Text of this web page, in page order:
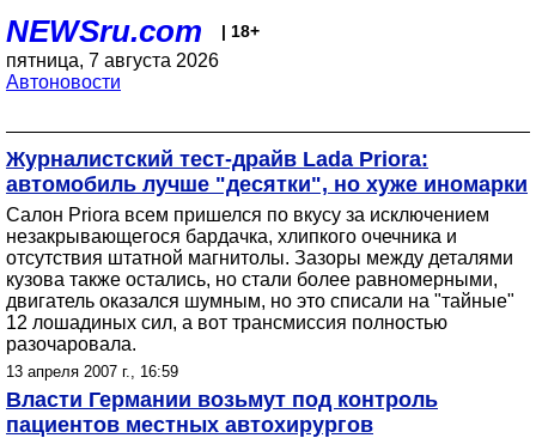
NEWSru.com | 18+
пятница, 7 августа 2026
Автоновости
Журналистский тест-драйв Lada Priora:
автомобиль лучше "десятки", но хуже иномарки
Салон Priora всем пришелся по вкусу за исключением
незакрывающегося бардачка, хлипкого очечника и
отсутствия штатной магнитолы. Зазоры между деталями
кузова также остались, но стали более равномерными,
двигатель оказался шумным, но это списали на "тайные"
12 лошадиных сил, а вот трансмиссия полностью
разочаровала.
13 апреля 2007 г., 16:59
Власти Германии возьмут под контроль
пациентов местных автохирургов